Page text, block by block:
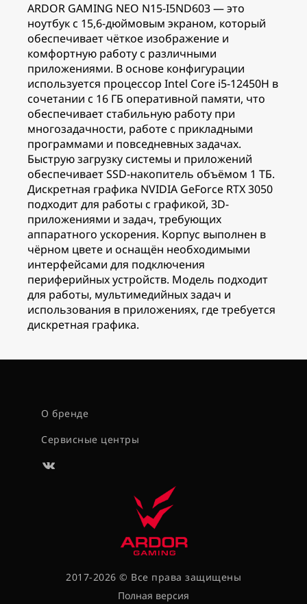
ARDOR GAMING NEO N15-I5ND603 — это
ноутбук с 15,6-дюймовым экраном, который
обеспечивает чёткое изображение и
комфортную работу с различными
приложениями. В основе конфигурации
используется процессор Intel Core i5-12450H в
сочетании с 16 ГБ оперативной памяти, что
обеспечивает стабильную работу при
многозадачности, работе с прикладными
программами и повседневных задачах.
Быструю загрузку системы и приложений
обеспечивает SSD-накопитель объёмом 1 ТБ.
Дискретная графика NVIDIA GeForce RTX 3050
подходит для работы с графикой, 3D-
приложениями и задач, требующих
аппаратного ускорения. Корпус выполнен в
чёрном цвете и оснащён необходимыми
интерфейсами для подключения
периферийных устройств. Модель подходит
для работы, мультимедийных задач и
использования в приложениях, где требуется
дискретная графика.
О бренде
Сервисные центры
2017-2026 © Все права защищены
Полная версия